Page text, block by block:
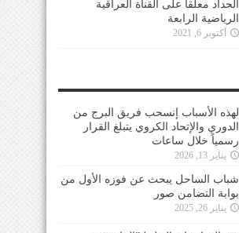
الحداد معلقاً على القناة العراقية
الرياضية الرابعة
أكتوبر 6, 2021
لهذه الأسباب إنسحب فريق البرج من
الدوري والإتحاد الكروي يتبلغ القرار
رسمياً خلال ساعات
يناير 13, 2026
شباب الساحل يبحث عن فوزه الأول من
بوابة التضامن صور
يناير 26, 2025